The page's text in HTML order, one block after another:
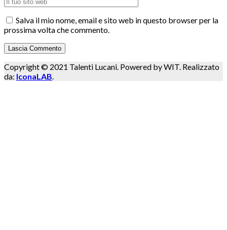
Salva il mio nome, email e sito web in questo browser per la
prossima volta che commento.
Copyright © 2021 Talenti Lucani. Powered by WIT. Realizzato
da: IconaLAB